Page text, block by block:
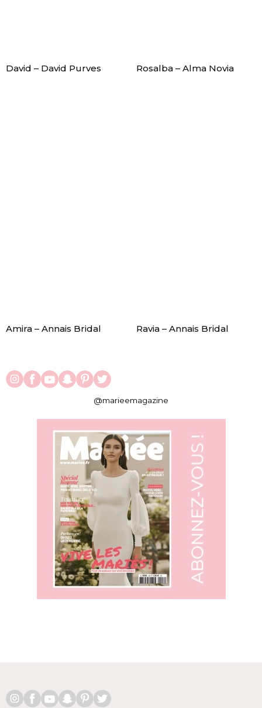
David – David Purves Rosalba – Alma Novia
Amira – Annais Bridal Ravia – Annais Bridal
@marieemagazine